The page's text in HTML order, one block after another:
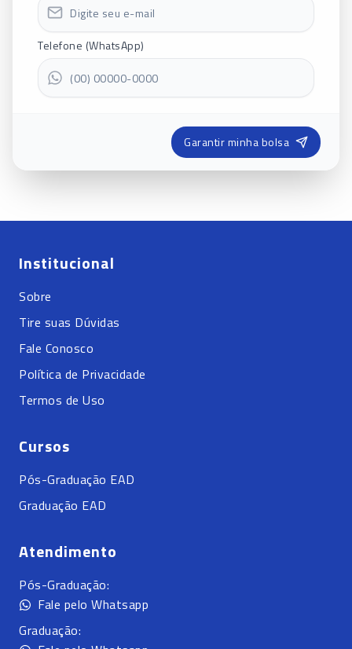
Telefone (WhatsApp)
Garantir minha bolsa
Institucional
Sobre
Tire suas Dúvidas
Fale Conosco
Política de Privacidade
Termos de Uso
Cursos
Pós-Graduação EAD
Graduação EAD
Atendimento
Pós-Graduação:
Fale pelo Whatsapp
Graduação: